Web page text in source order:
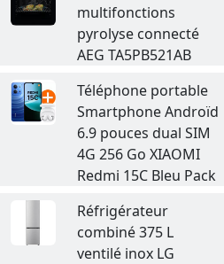
multifonctions
pyrolyse connecté
AEG TA5PB521AB
Téléphone portable
Smartphone Androïd
6.9 pouces dual SIM
4G 256 Go XIAOMI
Redmi 15C Bleu Pack
Réfrigérateur
combiné 375 L
ventilé inox LG